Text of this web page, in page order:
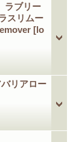
ラブリー
スリムー
[lo
リアロー